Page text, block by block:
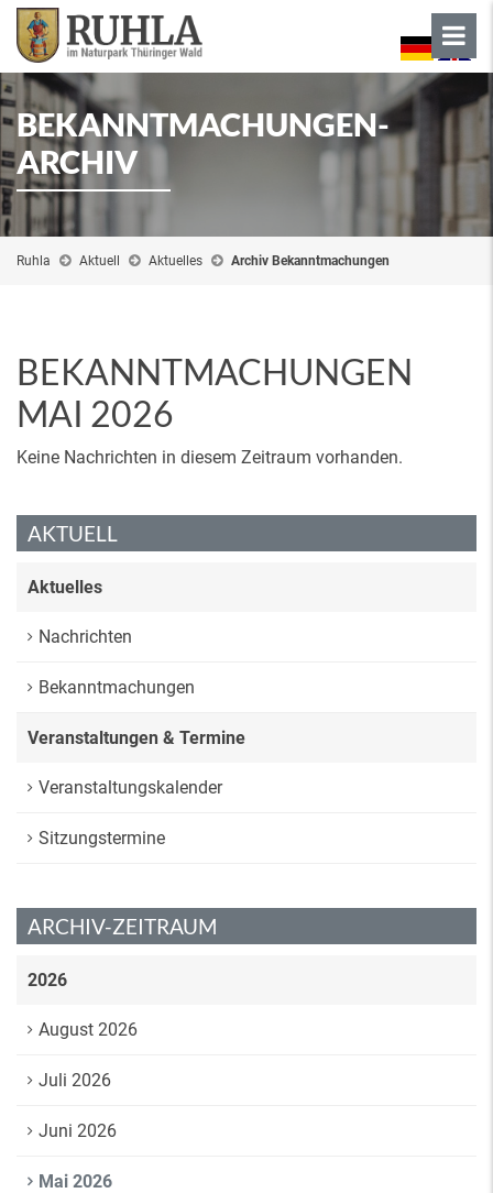
BEKANNTMACHUNGEN-
ARCHIV
Ruhla Aktuell Aktuelles Archiv Bekanntmachungen
BEKANNTMACHUNGEN
MAI 2026
Keine Nachrichten in diesem Zeitraum vorhanden.
AKTUELL
Aktuelles
Nachrichten
Bekanntmachungen
Veranstaltungen & Termine
Veranstaltungskalender
Sitzungstermine
ARCHIV-ZEITRAUM
2026
August 2026
Juli 2026
Juni 2026
Mai 2026